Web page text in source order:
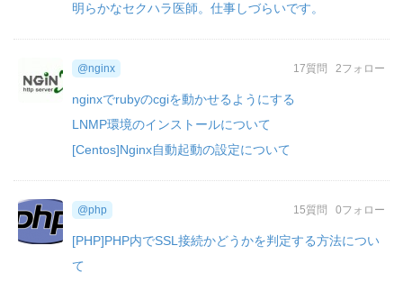
明らかなセクハラ医師。仕事しづらいです。
17質問 2フォロー
@nginx
nginxでrubyのcgiを動かせるようにする
LNMP環境のインストールについて
[Centos]Nginx自動起動の設定について
15質問 0フォロー
@php
[PHP]PHP内でSSL接続かどうかを判定する方法につい
て